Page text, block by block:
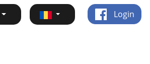
Login